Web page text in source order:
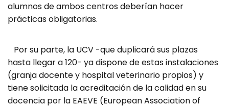
alumnos de ambos centros deberían hacer
prácticas obligatorias.
Por su parte, la UCV -que duplicará sus plazas
hasta llegar a 120- ya dispone de estas instalaciones
(granja docente y hospital veterinario propios) y
tiene solicitada la acreditación de la calidad en su
docencia por la EAEVE (European Association of